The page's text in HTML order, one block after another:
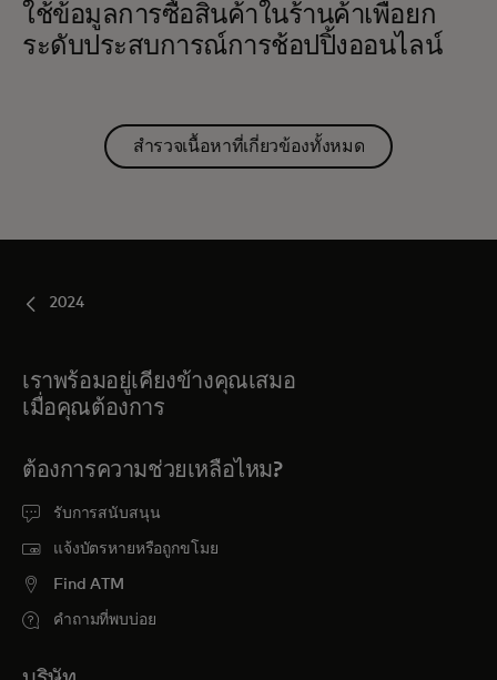
ใช้ข้อมูลการซื้อสินค้าในร้านค้าเพื่อยก
ระดับประสบการณ์การช้อปปิ้งออนไลน์
สำรวจเนื้อหาที่เกี่ยวข้องทั้งหมด
2024
เราพร้อมอยู่เคียงข้างคุณเสมอ
เมื่อคุณต้องการ
ต้องการความช่วยเหลือไหม?
รับการสนับสนุน
แจ้งบัตรหายหรือถูกขโมย
Find ATM
คำถามที่พบบ่อย